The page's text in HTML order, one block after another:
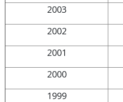
2003
2002
2001
2000
1999